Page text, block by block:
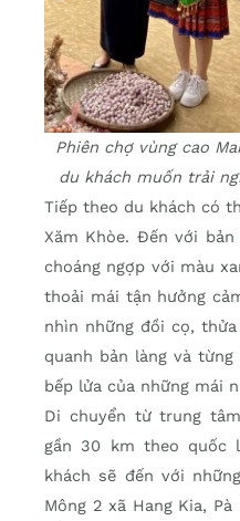
Phiên chợ vùng cao
du khách muốn trải
Tiếp theo du khách có
Xăm Khòe. Đến với
choáng ngợp với màu
thoải mái tận hưởng
nhìn những đồi cọ,
quanh bản làng và
bếp lửa của những mái
Di chuyển từ trung
gần 30 km theo quốc
khách sẽ đến với
Mông 2 xã Hang Kia,